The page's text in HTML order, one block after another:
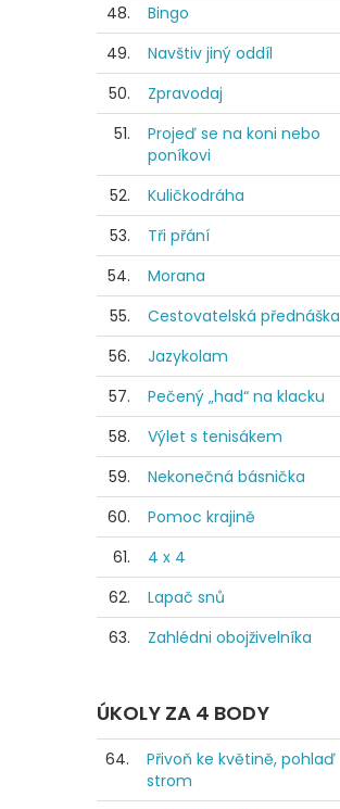
48.
Bingo
49.
Navštiv jiný oddíl
50.
Zpravodaj
51.
Projeď se na koni nebo
poníkovi
52.
Kuličkodráha
53.
Tři přání
54.
Morana
55.
Cestovatelská přednáška
56.
Jazykolam
57.
Pečený „had“ na klacku
58.
Výlet s tenisákem
59.
Nekonečná básnička
60.
Pomoc krajině
61.
4 x 4
62.
Lapač snů
63.
Zahlédni obojživelníka
ÚKOLY ZA 4 BODY
64.
Přivoň ke květině, pohlaď
strom